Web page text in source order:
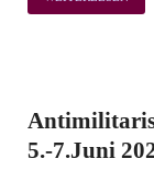
5.-7.Juni